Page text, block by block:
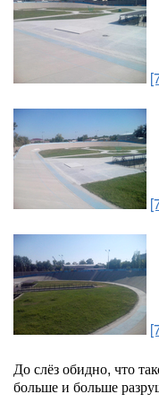
До слёз обидно, что
больше и больше